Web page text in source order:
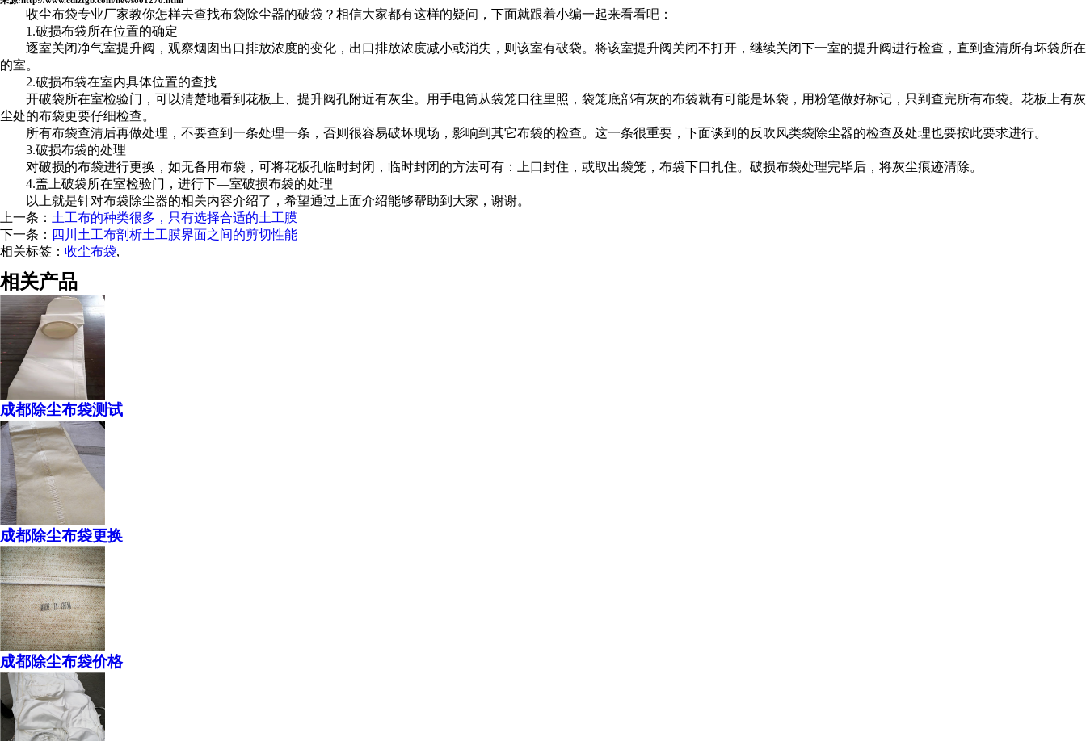
收尘布袋专业厂家教你怎样去查找布袋除尘器的破袋？相信大家都有这样的疑问，下面就跟着小编一起来看看吧：
1.破损布袋所在位置的确定
逐室关闭净气室提升阀，观察烟囱出口排放浓度的变化，出口排放浓度减小或消失，则该室有破袋。将该室提升阀关闭不打开，继续关闭下一室的提升阀进行检查，直到查清所有坏袋所在
的室。
2.破损布袋在室内具体位置的查找
开破袋所在室检验门，可以清楚地看到花板上、提升阀孔附近有灰尘。用手电筒从袋笼口往里照，袋笼底部有灰的布袋就有可能是坏袋，用粉笔做好标记，只到查完所有布袋。花板上有灰
尘处的布袋更要仔细检查。
所有布袋查清后再做处理，不要查到一条处理一条，否则很容易破坏现场，影响到其它布袋的检查。这一条很重要，下面谈到的反吹风类袋除尘器的检查及处理也要按此要求进行。
3.破损布袋的处理
对破损的布袋进行更换，如无备用布袋，可将花板孔临时封闭，临时封闭的方法可有：上口封住，或取出袋笼，布袋下口扎住。破损布袋处理完毕后，将灰尘痕迹清除。
4.盖上破袋所在室检验门，进行下—室破损布袋的处理
以上就是针对布袋除尘器的相关内容介绍了，希望通过上面介绍能够帮助到大家，谢谢。
上一条： 土工布的种类很多，只有选择合适的土工膜
下一条： 四川土工布剖析土工膜界面之间的剪切性能
相关标签： 收尘布袋,
相关产品
成都除尘布袋测试
成都除尘布袋更换
成都除尘布袋价格